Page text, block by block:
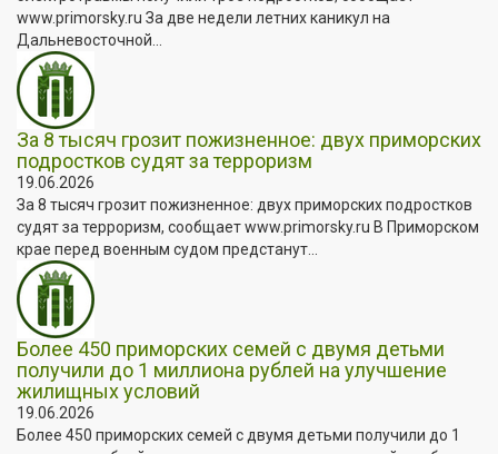
www.primorsky.ru За две недели летних каникул на
Дальневосточной...
За 8 тысяч грозит пожизненное: двух приморских
подростков судят за терроризм
19.06.2026
За 8 тысяч грозит пожизненное: двух приморских подростков
судят за терроризм, сообщает www.primorsky.ru В Приморском
крае перед военным судом предстанут...
Более 450 приморских семей с двумя детьми
получили до 1 миллиона рублей на улучшение
жилищных условий
19.06.2026
Более 450 приморских семей с двумя детьми получили до 1